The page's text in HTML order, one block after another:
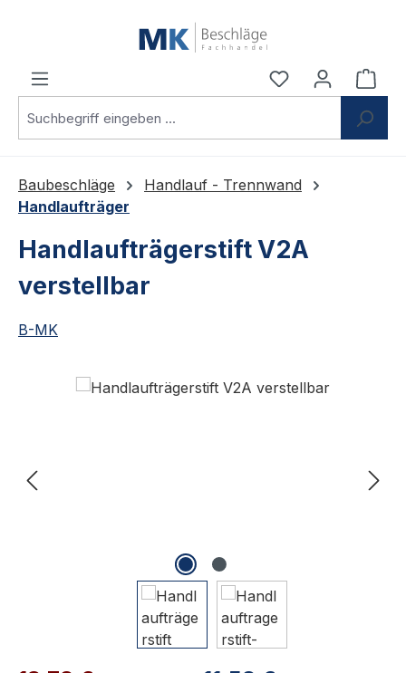
Du hast 0
Baubeschläge
Handlauf - Trennwand
Handlaufträger
Handlaufträgerstift V2A
verstellbar
B-MK